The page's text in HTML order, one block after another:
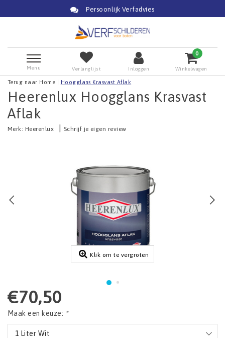
Persoonlijk Verfadvies
Menu Verlanglijst Inloggen
0
Winkelwagen
Terug naar Home Hoogglans Krasvast Aflak
Heerenlux Hoogglans Krasvast
Aflak
Merk: Heerenlux Schrijf je eigen review
Klik om te vergroten
€70,50
Maak een keuze: *
1 Liter Wit